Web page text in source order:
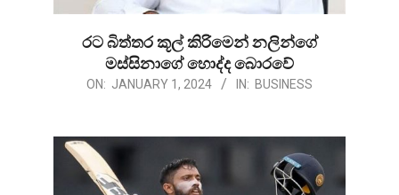
රට බිත්තර කූල් කිරිමෙන් නලින්ගේ
මස්සිනාගේ හොද්ද බොරවේ
ON: JANUARY 1, 2024 IN: BUSINESS